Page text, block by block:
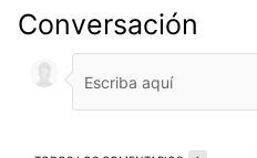
Conversación